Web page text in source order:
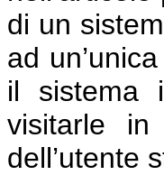
di un
ad
il sistema
visitarle in
dell’utente